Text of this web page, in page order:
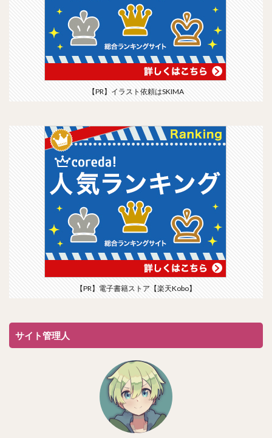
【PR】イラスト依頼はSKIMA
【PR】電子書籍ストア【楽天Kobo】
サイト管理人